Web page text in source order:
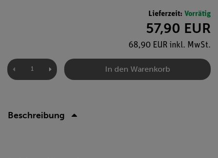
Lieferzeit: Vorrätig
57,90 EUR
68,90 EUR inkl. MwSt.
In den Warenkorb
Beschreibung